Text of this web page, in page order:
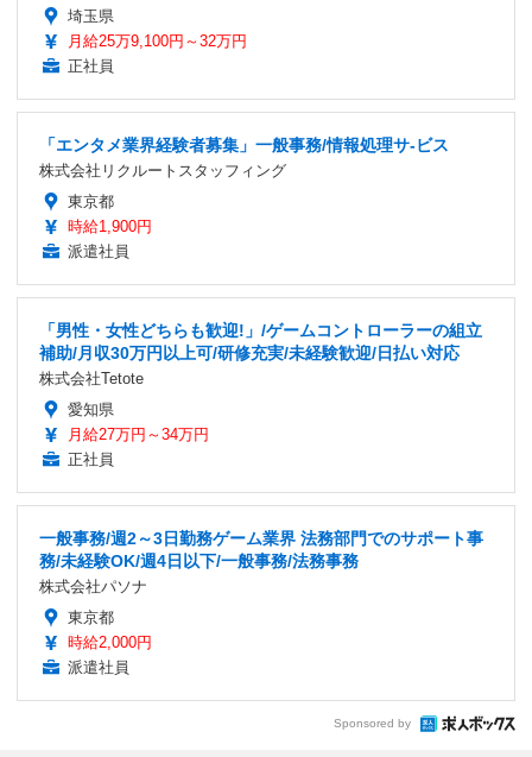
埼玉県
月給25万9,100円～32万円
正社員
「エンタメ業界経験者募集」一般事務/情報処理サ-ビス
株式会社リクルートスタッフィング
東京都
時給1,900円
派遣社員
「男性・女性どちらも歓迎!」/ゲームコントローラーの組立
補助/月収30万円以上可/研修充実/未経験歓迎/日払い対応
株式会社Tetote
愛知県
月給27万円～34万円
正社員
一般事務/週2～3日勤務ゲーム業界 法務部門でのサポート事
務/未経験OK/週4日以下/一般事務/法務事務
株式会社パソナ
東京都
時給2,000円
派遣社員
Sponsored by